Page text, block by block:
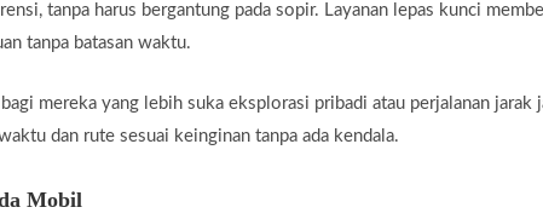
tanpa harus bergantung pada sopir. Layanan lepas kunci
tanpa batasan waktu.
mereka yang lebih suka eksplorasi pribadi atau perjalanan
dan rute sesuai keinginan tanpa ada kendala.
Mobil